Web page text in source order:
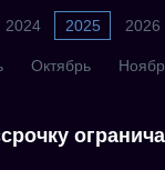
2024 2025 2026
Октябрь